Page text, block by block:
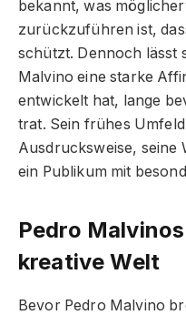
bekannt, was
zurückzuführen ist,
schützt. Dennoch lässt
Malvino eine starke
entwickelt hat, lange
trat. Sein frühes
Ausdrucksweise, seine
ein Publikum mit
Pedro
kreative Welt
Bevor Pedro Malvino